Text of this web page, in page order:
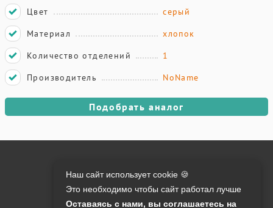
Цвет
серый
Материал
хлопок
Количество отделений
1
Производитель
NoName
Подобрать аналог
Контакты:
Онлайн оплата на сайте:
Наш сайт использует cookie 🍪
Это необходимо чтобы сайт работал лучше
Оставаясь с нами, вы соглашаетесь на